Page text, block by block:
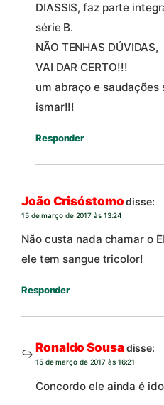
DIASSIS, faz parte
série B.
NÃO TENHAS DÚVIDAS,
VAI DAR CERTO!!!
um abraço e saudações
ismar!!!
Responder
João Crisóstomo disse:
15 de março de 2017 às 13:24
Não custa nada chamar o
ele tem sangue tricolor!
Responder
Ronaldo Sousadisse:
15 de março de 2017 às 16:21
Concordo ele ainda é